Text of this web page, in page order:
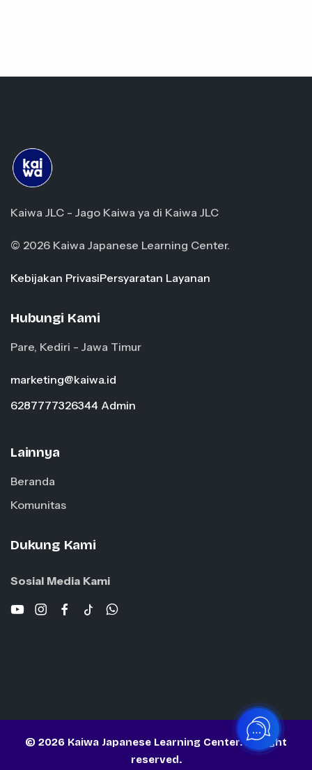
Kaiwa JLC - Jago Kaiwa ya di Kaiwa JLC
© 2026 Kaiwa Japanese Learning Center.
Kebijakan PrivasiPersyaratan Layanan
Hubungi Kami
Pare, Kediri - Jawa Timur
marketing@kaiwa.id
6287777326344 Admin
Lainnya
Beranda
Komunitas
Dukung Kami
Sosial Media Kami
© 2026 Kaiwa Japanese Learning Center. All right
reserved.